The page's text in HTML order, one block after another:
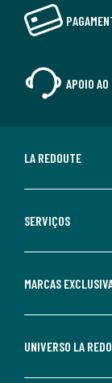
APOIO
LA REDOUTE
SERVIÇOS
MARCAS
UNIVERSO LA